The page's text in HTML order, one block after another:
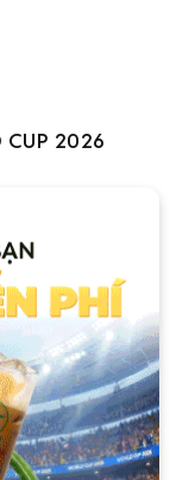
CUP 2026